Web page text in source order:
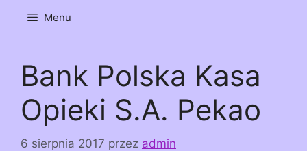
Menu
Bank Polska Kasa
Opieki S.A. Pekao
6 sierpnia 2017 przez admin